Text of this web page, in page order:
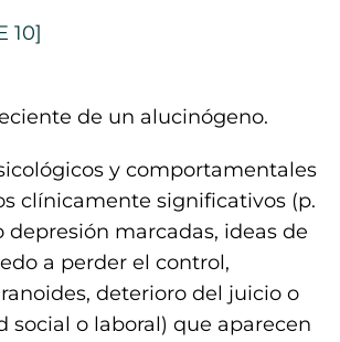
de un alucinógeno.
y comportamentales
clínicamente significativos (p.
depresión marcadas, ideas de
a perder el control,
deterioro del juicio o
social o laboral) que aparecen